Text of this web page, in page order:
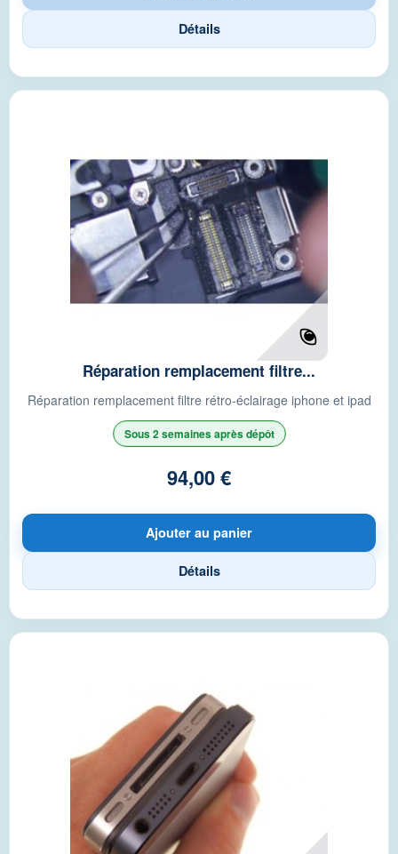
Détails
Réparation remplacement filtre...
Réparation remplacement filtre rétro-éclairage iphone et ipad
Sous 2 semaines après dépôt
94,00 €
Ajouter au panier
Détails